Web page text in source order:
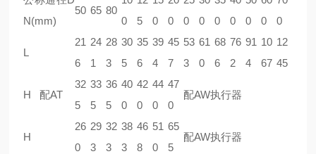
N(mm)
50 65 80
0
5
0
0
0
0
0
0
0
0
0
L
21
6
24
1
28
3
30
5
35
6
39
4
45
7
53
3
61
0
68
6
76
2
91
4
10
67
12
45
H 配AT
32
5
33
5
36
5
40
0
42
0
44
0
47
0
配AW执行器
H
26
0
29
3
32
3
38
3
46
8
51
0
65
5
配AW执行器